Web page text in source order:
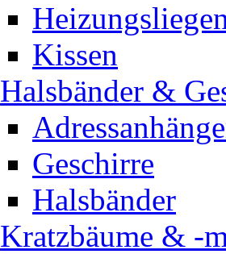
Kissen
Halsbänder &
Geschirre
Halsbänder
Kratzbäume & -